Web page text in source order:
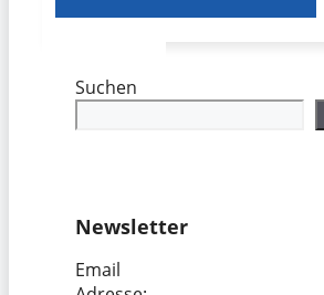
Suchen
Newsletter
Email